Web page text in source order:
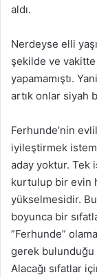
aldı.
Nerdeyse elli
şekilde ve vakitte
yapamamıştı.
artık onlar siyah
Ferhunde’nin
iyileştirmek
aday yoktur. Tek
kurtulup bir evin
yükselmesidir.
boyunca bir
”Ferhunde”
gerek bulunduğu
Alacağı sıfatlar